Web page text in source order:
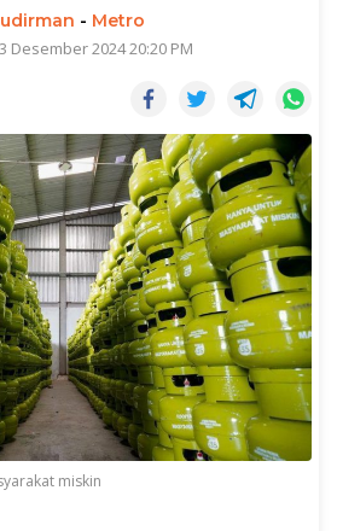
- Metro
Desember 2024 20:20 PM
miskin